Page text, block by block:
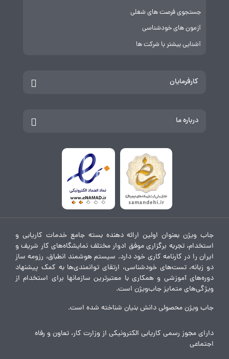
جستجوی فرصت های شغلی
آزمون های خودشناسی
آشنایی بیشتر با شرکت ها
کارفرمایان
درباره ما
جاب ویژن بعنوان اولین ارائه دهنده بسته جامع خدمات کاریابی و
استخدام، تجربه برگزاری موفق ادوار مختلف نمایشگاه‌های کار شریف و
ایران را در کارنامه کاری خود دارد. سیستم هوشمند انطباق، رزومه ساز
دو زبانه، تست‌های خودشناسی، ارتقای توانمندی‌ها به کمک پیشنهاد
دوره‌های آموزشی و همکاری با معتبرترین سازمانها برای استخدام از
ویژگی‌های متمایز جاب‌ویژن است.
جاب ویژن محصولی دانش بنیان شناخته شده است.
دارای مجوز رسمی کاریابی الکترونیکی از وزارت کار، تعاون و رفاه
اجتماعی